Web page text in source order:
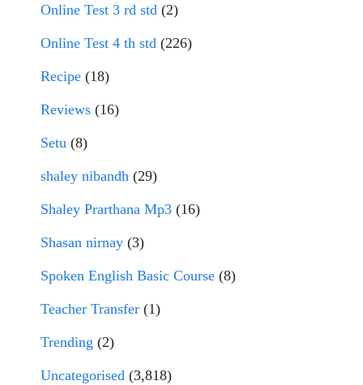
Online Test 3 rd std (2)
Online Test 4 th std (226)
Recipe (18)
Reviews (16)
Setu (8)
shaley nibandh (29)
Shaley Prarthana Mp3 (16)
Shasan nirnay (3)
Spoken English Basic Course (8)
Teacher Transfer (1)
Trending (2)
Uncategorised (3,818)